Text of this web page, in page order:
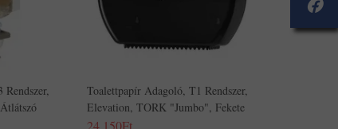
Rendszer,
Toalettpapír Adagoló, T1 Rendszer,
Elevation, TORK "Jumbo", Fekete
24,150Ft